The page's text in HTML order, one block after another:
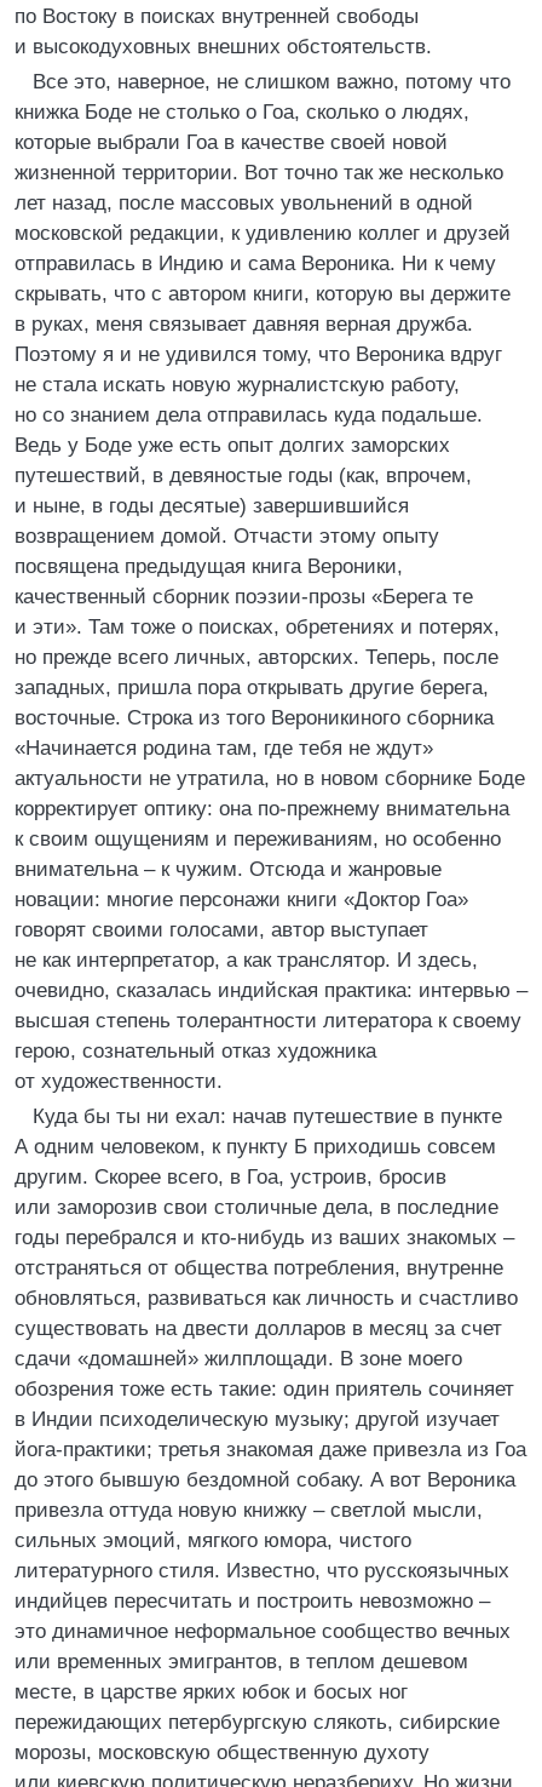
по Востоку в поисках внутренней свободы
и высокодуховных внешних обстоятельств.
Все это, наверное, не слишком важно, потому что
книжка Боде не столько о Гоа, сколько о людях,
которые выбрали Гоа в качестве своей новой
жизненной территории. Вот точно так же несколько
лет назад, после массовых увольнений в одной
московской редакции, к удивлению коллег и друзей
отправилась в Индию и сама Вероника. Ни к чему
скрывать, что с автором книги, которую вы держите
в руках, меня связывает давняя верная дружба.
Поэтому я и не удивился тому, что Вероника вдруг
не стала искать новую журналистскую работу,
но со знанием дела отправилась куда подальше.
Ведь у Боде уже есть опыт долгих заморских
путешествий, в девяностые годы (как, впрочем,
и ныне, в годы десятые) завершившийся
возвращением домой. Отчасти этому опыту
посвящена предыдущая книга Вероники,
качественный сборник поэзии-прозы «Берега те
и эти». Там тоже о поисках, обретениях и потерях,
но прежде всего личных, авторских. Теперь, после
западных, пришла пора открывать другие берега,
восточные. Строка из того Вероникиного сборника
«Начинается родина там, где тебя не ждут»
актуальности не утратила, но в новом сборнике Боде
корректирует оптику: она по-прежнему внимательна
к своим ощущениям и переживаниям, но особенно
внимательна – к чужим. Отсюда и жанровые
новации: многие персонажи книги «Доктор Гоа»
говорят своими голосами, автор выступает
не как интерпретатор, а как транслятор. И здесь,
очевидно, сказалась индийская практика: интервью –
высшая степень толерантности литератора к своему
герою, сознательный отказ художника
от художественности.
Куда бы ты ни ехал: начав путешествие в пункте
А одним человеком, к пункту Б приходишь совсем
другим. Скорее всего, в Гоа, устроив, бросив
или заморозив свои столичные дела, в последние
годы перебрался и кто-нибудь из ваших знакомых –
отстраняться от общества потребления, внутренне
обновляться, развиваться как личность и счастливо
существовать на двести долларов в месяц за счет
сдачи «домашней» жилплощади. В зоне моего
обозрения тоже есть такие: один приятель сочиняет
в Индии психоделическую музыку; другой изучает
йога-практики; третья знакомая даже привезла из Гоа
до этого бывшую бездомной собаку. А вот Вероника
привезла оттуда новую книжку – светлой мысли,
сильных эмоций, мягкого юмора, чистого
литературного стиля. Известно, что русскоязычных
индийцев пересчитать и построить невозможно –
это динамичное неформальное сообщество вечных
или временных эмигрантов, в теплом дешевом
месте, в царстве ярких юбок и босых ног
пережидающих петербургскую слякоть, сибирские
морозы, московскую общественную духоту